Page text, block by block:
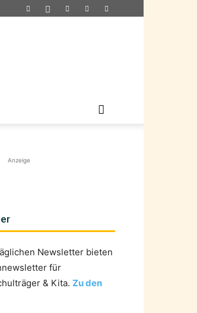
Anzeige
Newsletter bieten
für
& Kita. Zu den